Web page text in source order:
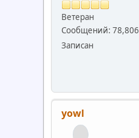
Ветеран
Сообщений: 78,806
Записан
yowl